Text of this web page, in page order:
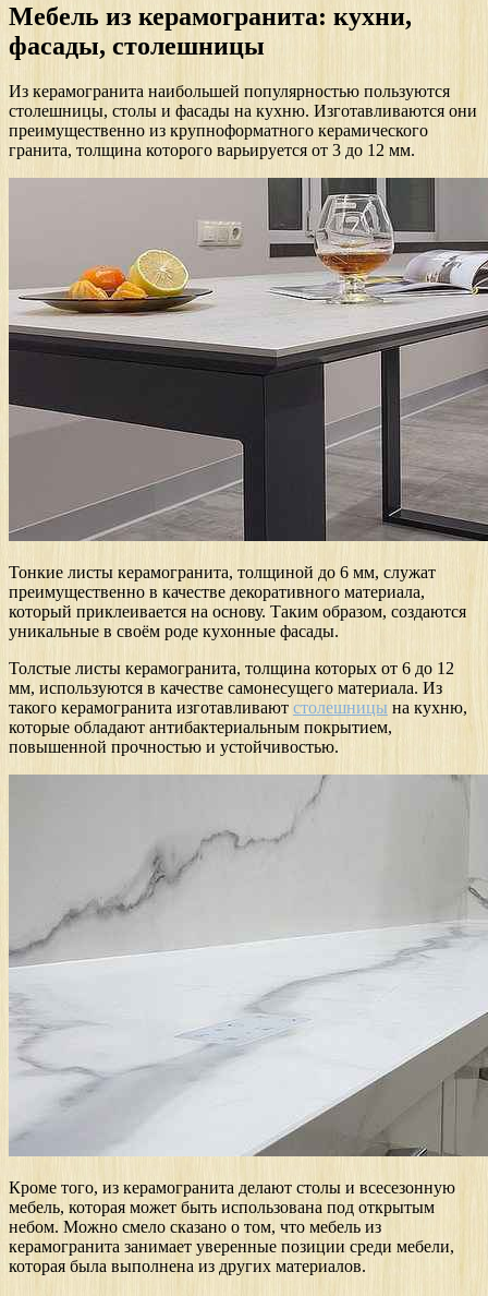
Мебель из керамогранита: кухни,
фасады, столешницы
Из керамогранита наибольшей популярностью пользуются
столешницы, столы и фасады на кухню. Изготавливаются они
преимущественно из крупноформатного керамического
гранита, толщина которого варьируется от 3 до 12 мм.
Тонкие листы керамогранита, толщиной до 6 мм, служат
преимущественно в качестве декоративного материала,
который приклеивается на основу. Таким образом, создаются
уникальные в своём роде кухонные фасады.
Толстые листы керамогранита, толщина которых от 6 до 12
мм, используются в качестве самонесущего материала. Из
такого керамогранита изготавливают столешницы на кухню,
которые обладают антибактериальным покрытием,
повышенной прочностью и устойчивостью.
Кроме того, из керамогранита делают столы и всесезонную
мебель, которая может быть использована под открытым
небом. Можно смело сказано о том, что мебель из
керамогранита занимает уверенные позиции среди мебели,
которая была выполнена из других материалов.